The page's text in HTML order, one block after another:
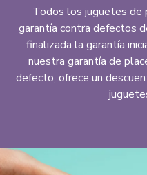
Todos los juguetes de
garantía contra defectos
finalizada la garantía
nuestra garantía de
defecto, ofrece un